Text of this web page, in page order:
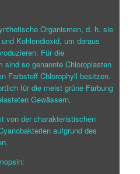
Organismen, d. h. sie
Kohlendioxid, um daraus
Für die
sind so genannte Chloroplasten
Farbstoff Chlorophyll besitzen.
für die meist grüne Färbung
Gewässern.
von der charakteristischen
aufgrund des